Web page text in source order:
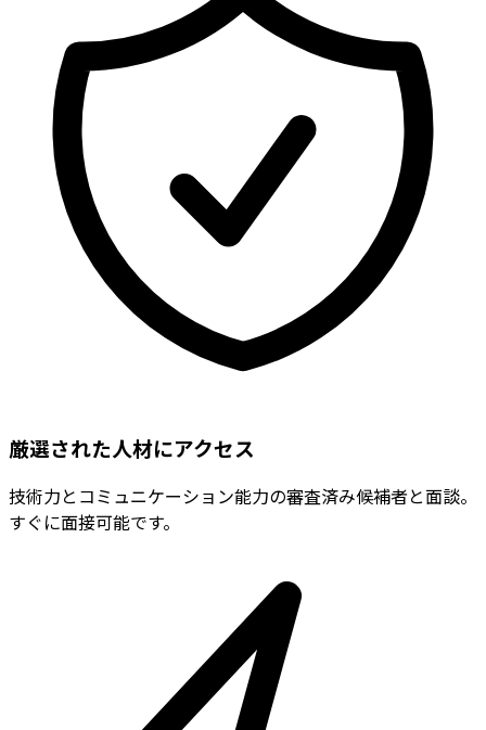
厳選された人材にアクセス
技術力とコミュニケーション能力の審査済み候補者と面談。
すぐに面接可能です。